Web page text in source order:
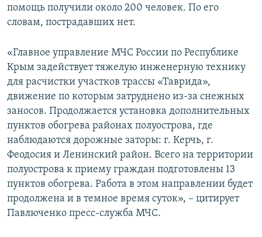
помощь получили около 200 человек. По его
словам, пострадавших нет.
«Главное управление МЧС России по Республике
Крым задействует тяжелую инженерную технику
для расчистки участков трассы «Таврида»,
движение по которым затруднено из-за снежных
заносов. Продолжается установка дополнительных
пунктов обогрева районах полуострова, где
наблюдаются дорожные заторы: г. Керчь, г.
Феодосия и Ленинский район. Всего на территории
полуострова к приему граждан подготовлены 13
пунктов обогрева. Работа в этом направлении будет
продолжена и в темное время суток», – цитирует
Павлюченко пресс-служба МЧС.